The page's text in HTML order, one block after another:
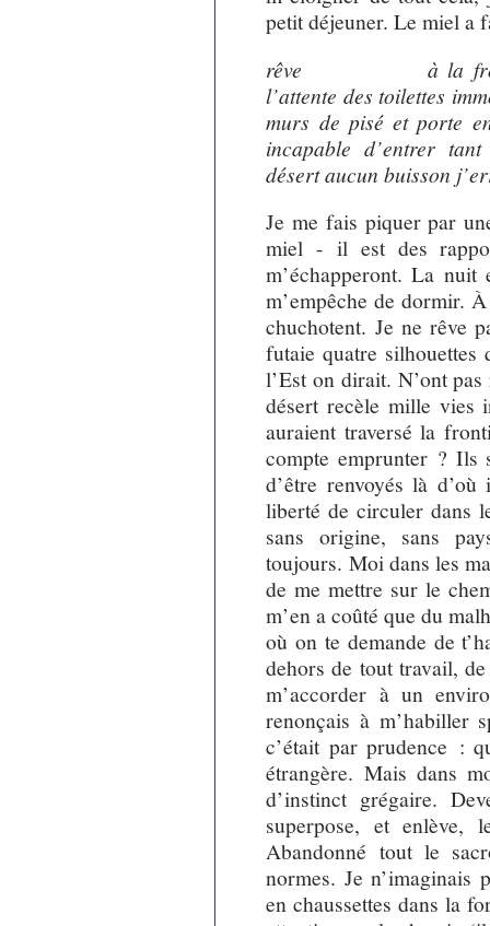
petit déjeuner. Le miel a
rêve à la frontière
l’attente des toilettes
murs de pisé et porte
incapable d’entrer
désert aucun buisson
Je me fais piquer par
miel - il est des
m’échapperont. La nuit
m’empêche de dormir.
chuchotent. Je ne rêve
futaie quatre silhouettes
l’Est on dirait. N’ont
désert recèle mille vies
auraient traversé la
compte emprunter ? Ils
d’être renvoyés là
liberté de circuler dans
sans origine, sans
toujours. Moi dans les
de me mettre sur le
m’en a coûté que du
où on te demande de
dehors de tout travail,
m’accorder à un
renonçais à m’habiller
c’était par prudence :
étrangère. Mais dans
d’instinct grégaire.
superpose, et enlève,
Abandonné tout le
normes. Je n’imaginais
en chaussettes dans la